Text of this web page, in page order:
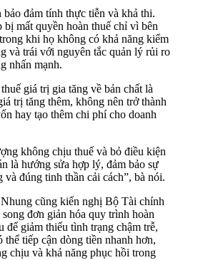
bảo đảm tính thực tiễn và khả thi.
bị mất quyền hoàn thuế chỉ vì bên
khi họ không có khả năng kiểm
và trái với nguyên tắc quản lý rủi ro
nhấn mạnh.
giá trị gia tăng về bản chất là
trị tăng thêm, không nên trở thành
hay tạo thêm chi phí cho doanh
không chịu thuế và bỏ điều kiện
là hướng sửa hợp lý, đảm bảo sự
và đúng tinh thần cải cách”, bà nói.
cũng kiến nghị Bộ Tài chính
đơn giản hóa quy trình hoàn
để giảm thiểu tình trạng chậm trễ,
thể tiếp cận dòng tiền nhanh hơn,
chịu và khả năng phục hồi trong